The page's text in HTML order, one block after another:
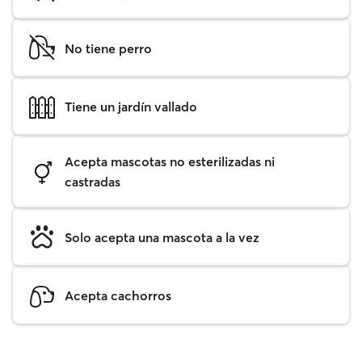
No tiene perro
Tiene un jardín vallado
Acepta mascotas no esterilizadas ni
castradas
Solo acepta una mascota a la vez
Acepta cachorros